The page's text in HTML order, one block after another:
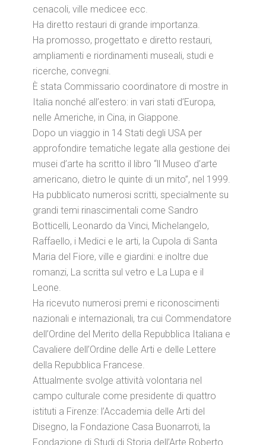
cenacoli, ville medicee ecc.
Ha diretto restauri di grande importanza.
Ha promosso, progettato e diretto restauri,
ampliamenti e riordinamenti museali, studi e
ricerche, convegni.
È stata Commissario coordinatore di mostre in
Italia nonché all’estero: in vari stati d’Europa,
nelle Americhe, in Cina, in Giappone.
Dopo un viaggio in 14 Stati degli USA per
approfondire tematiche legate alla gestione dei
musei d’arte ha scritto il libro “ll Museo d’arte
americano, dietro le quinte di un mito”, nel 1999.
Ha pubblicato numerosi scritti, specialmente su
grandi temi rinascimentali come Sandro
Botticelli, Leonardo da Vinci, Michelangelo,
Raffaello, i Medici e le arti, la Cupola di Santa
Maria del Fiore, ville e giardini: e inoltre due
romanzi, La scritta sul vetro e La Lupa e il
Leone.
Ha ricevuto numerosi premi e riconoscimenti
nazionali e internazionali, tra cui Commendatore
dell’Ordine del Merito della Repubblica Italiana e
Cavaliere dell’Ordine delle Arti e delle Lettere
della Repubblica Francese.
Attualmente svolge attività volontaria nel
campo culturale come presidente di quattro
istituti a Firenze: l’Accademia delle Arti del
Disegno, la Fondazione Casa Buonarroti, la
Fondazione di Studi di Storia dell’Arte Roberto